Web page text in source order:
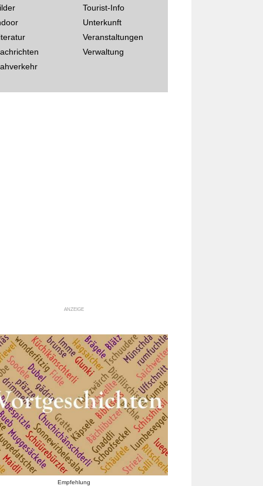
Tourist-Info
Unterkunft
Veranstaltungen
Verwaltung
ANZEIGE
Empfehlung